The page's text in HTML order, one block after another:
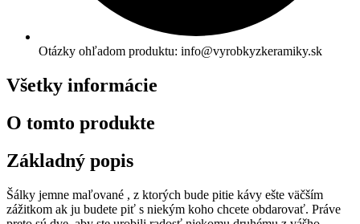
Otázky ohľadom produktu: info@vyrobkyzkeramiky.sk
Všetky informácie
O tomto produkte
Základný popis
Šálky jemne maľované , z ktorých bude pitie kávy ešte väčším
zážitkom ak ju budete piť s niekým koho chcete obdarovať. Práve